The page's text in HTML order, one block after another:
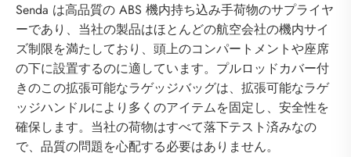
Senda は高品質の ABS 機内持ち込み手荷物のサプライヤ
ーであり、当社の製品はほとんどの航空会社の機内サイ
ズ制限を満たしており、頭上のコンパートメントや座席
の下に設置するのに適しています。プルロッドカバー付
きのこの拡張可能なラゲッジバッグは、拡張可能なラゲ
ッジハンドルにより多くのアイテムを固定し、安全性を
確保します。当社の荷物はすべて落下テスト済みなの
で、品質の問題を心配する必要はありません。